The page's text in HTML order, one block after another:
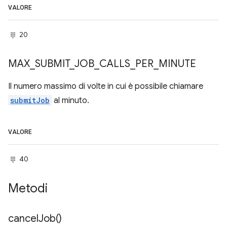
VALORE
20
MAX SUBMIT_ JOB CALLS PER MINUTE
Il numero massimo di volte in cui è possibile chiamare
submitJob al minuto.
VALORE
40
Metodi
cancelJob()